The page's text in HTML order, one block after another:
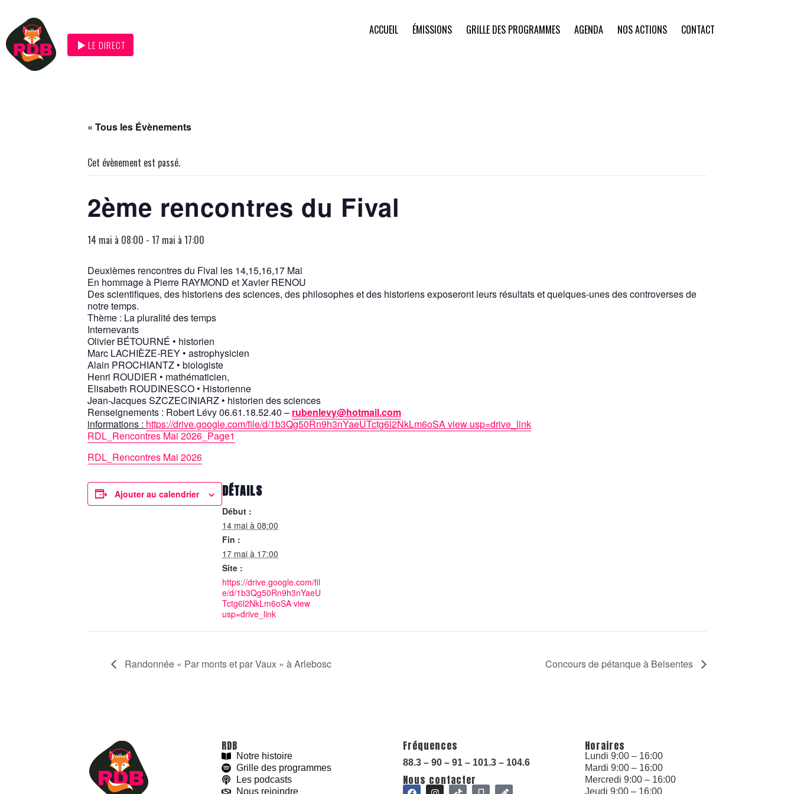
LE DIRECT
ACCUEIL ÉMISSIONS GRILLE DES PROGRAMMES AGENDA NOS ACTIONS CONTACT
« Tous les Évènements
Cet évènement est passé.
2ème rencontres du Fival
14 mai à 08:00 - 17 mai à 17:00
Deuxièmes rencontres du Fival les 14,15,16,17 Mai
En hommage à Pierre RAYMOND et Xavier RENOU
Des scientifiques, des historiens des sciences, des philosophes et des historiens exposeront leurs résultats et quelques-unes des controverses de
notre temps.
Thème : La pluralité des temps
Internevants
Olivier BÉTOURNÉ • historien
Marc LACHIÈZE-REY • astrophysicien
Alain PROCHIANTZ • biologiste
Henri ROUDIER • mathématicien,
Elisabeth ROUDINESCO • Historienne
Jean-Jacques SZCZECINIARZ • historien des sciences
Renseignements : Robert Lévy 06.61.18.52.40 – rubenlevy@hotmail.com
informations : https://drive.google.com/file/d/1b3Qg50Rn9h3nYaeUTctg6l2NkLm6oSAview usp=drive_link
RDL_Rencontres Mai 2026_Page1
RDL_Rencontres Mai 2026
Ajouter au calendrier DÉTAILS
Début :
14 mai à 08:00
Fin :
17 mai à 17:00
Site :
https://drive.google.com/fil
e/d/1b3Qg50Rn9h3nYaeU
Tctg6l2NkLm6oSA view
usp=drive_link
Randonnée « Par monts et par Vaux » à Arlebosc Concours de pétanque à Belsentes
RDB
Notre histoire
Grille des programmes
Les podcasts
Nous rejoindre
Fréquences
88.3 – 90 – 91 – 101.3 – 104.6
Nous contacter
Horaires
Lundi 9:00 – 16:00
Mardi 9:00 – 16:00
Mercredi 9:00 – 16:00
Jeudi 9:00 – 16:00